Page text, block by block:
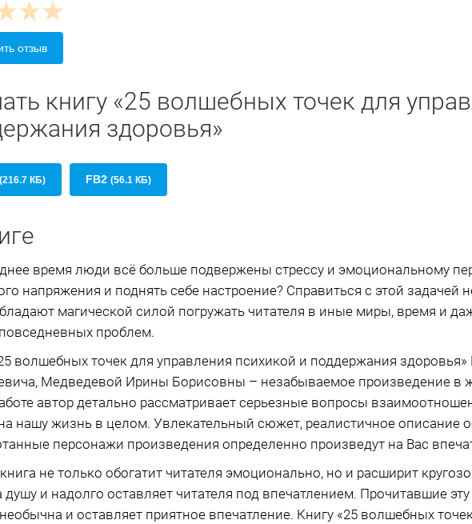
отзыв
книгу «25 волшебных точек для
здоровья»
(216.7 КБ) FB2 (56.1 КБ)
время люди всё больше подвержены стрессу и эмоциональному
напряжения и поднять себе настроение? Справиться с этой задачей
магической силой погружать читателя в иные миры, время и
проблем.
волшебных точек для управления психикой и поддержания
Медведевой Ирины Борисовны – незабываемое произведение в
автор детально рассматривает серьезные вопросы
нашу жизнь в целом. Увлекательный сюжет, реалистичное описание
персонажи произведения определенно произведут на Вас
не только обогатит читателя эмоционально, но и расширит
душу и надолго оставляет читателя под впечатлением. Прочитавшие
и оставляет приятное впечатление. Книгу «25 волшебных